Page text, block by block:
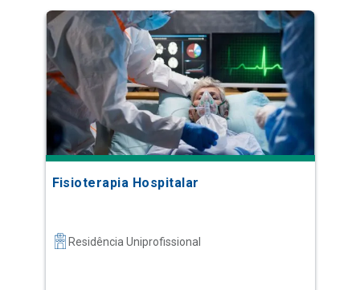
Fisioterapia Hospitalar
Residência Uniprofissional